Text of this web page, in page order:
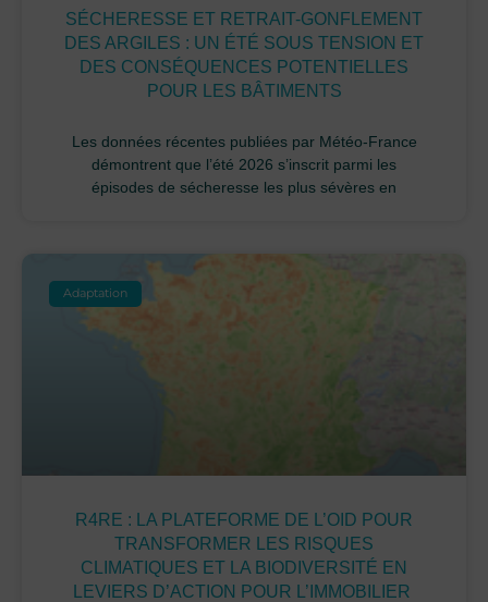
SÉCHERESSE ET RETRAIT-GONFLEMENT
DES ARGILES : UN ÉTÉ SOUS TENSION ET
DES CONSÉQUENCES POTENTIELLES
POUR LES BÂTIMENTS
Les données récentes publiées par Météo-France
démontrent que l’été 2026 s’inscrit parmi les
épisodes de sécheresse les plus sévères en
Adaptation
R4RE : LA PLATEFORME DE L’OID POUR
TRANSFORMER LES RISQUES
CLIMATIQUES ET LA BIODIVERSITÉ EN
LEVIERS D’ACTION POUR L’IMMOBILIER